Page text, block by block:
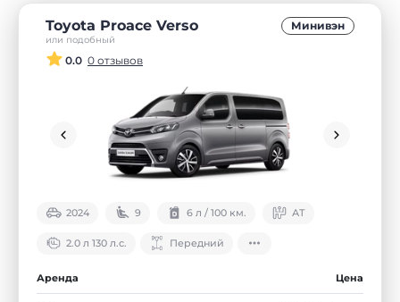
Toyota Proace Verso
или подобный
Минивэн
0.0 0 отзывов
2024 9 6 л / 100 км. АТ
2.0 л 130 л.с. Передний
Аренда Цена